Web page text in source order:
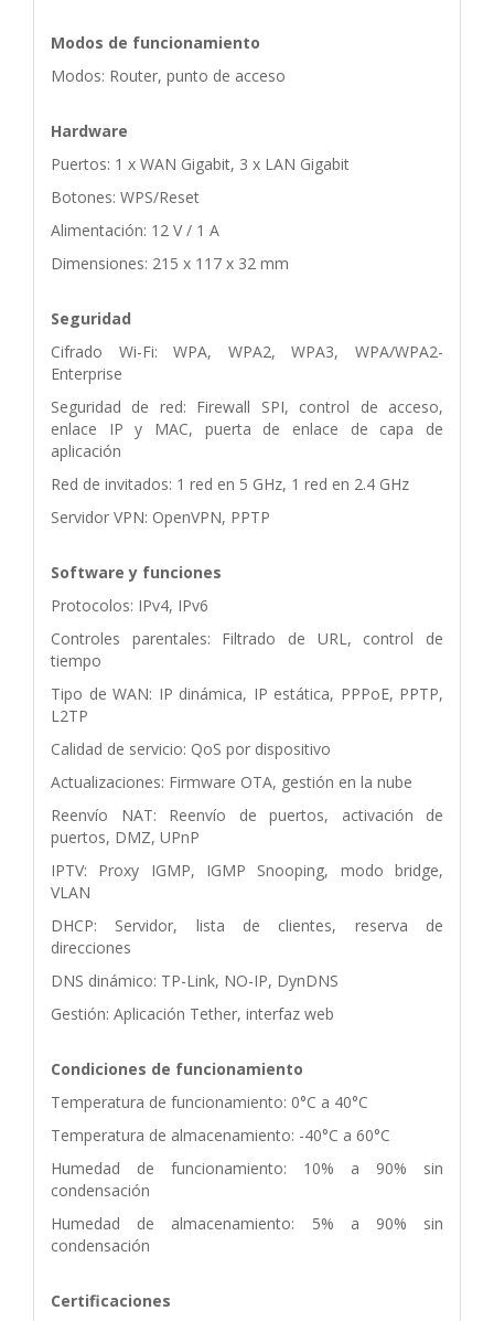
Modos de funcionamiento
Modos: Router, punto de acceso
Hardware
Puertos: 1 x WAN Gigabit, 3 x LAN Gigabit
Botones: WPS/Reset
Alimentación: 12 V / 1 A
Dimensiones: 215 x 117 x 32 mm
Seguridad
Cifrado Wi-Fi: WPA, WPA2, WPA3, WPA/WPA2-
Enterprise
Seguridad de red: Firewall SPI, control de acceso,
enlace IP y MAC, puerta de enlace de capa de
aplicación
Red de invitados: 1 red en 5 GHz, 1 red en 2.4 GHz
Servidor VPN: OpenVPN, PPTP
Software y funciones
Protocolos: IPv4, IPv6
Controles parentales: Filtrado de URL, control de
tiempo
Tipo de WAN: IP dinámica, IP estática, PPPoE, PPTP,
L2TP
Calidad de servicio: QoS por dispositivo
Actualizaciones: Firmware OTA, gestión en la nube
Reenvío NAT: Reenvío de puertos, activación de
puertos, DMZ, UPnP
IPTV: Proxy IGMP, IGMP Snooping, modo bridge,
VLAN
DHCP: Servidor, lista de clientes, reserva de
direcciones
DNS dinámico: TP-Link, NO-IP, DynDNS
Gestión: Aplicación Tether, interfaz web
Condiciones de funcionamiento
Temperatura de funcionamiento: 0°C a 40°C
Temperatura de almacenamiento: -40°C a 60°C
Humedad de funcionamiento: 10% a 90% sin
condensación
Humedad de almacenamiento: 5% a 90% sin
condensación
Certificaciones